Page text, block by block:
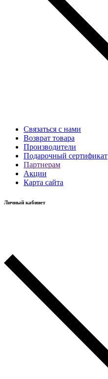
Связаться с нами
Возврат товара
Производители
Подарочный сертификат
Партнерам
Акции
Карта сайта
Личный кабинет